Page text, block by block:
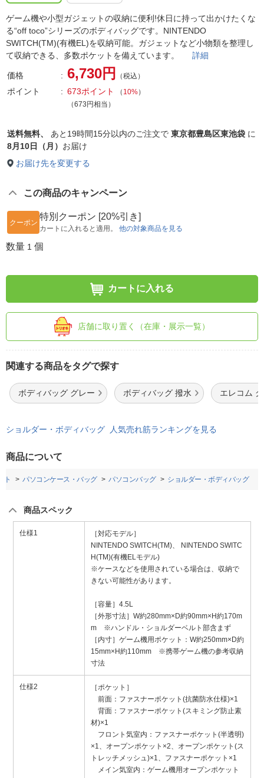
ゲーム機や小型ガジェットの収納に便利!休日に持って出かけたくな
る“off toco”シリーズのボディバッグです。NINTENDO
SWITCH(TM)(有機EL)を収納可能。ガジェットなど小物類を整理し
て収納できる、多数ポケットを備えています。 詳細
価格 6,730円 （税込）
ポイント 673ポイント （ 10%）
（673円相当）
送料無料、 あと 19時間15分以内のご注文で 東京都豊島区東池袋 に
8月10日（月） お届け
お届け先を変更する
この商品のキャンペーン
クーポン
特別クーポン [20%引き]
カートに入れると適用。 他の対象商品を見る
数量 1 個
カートに入れる
店舗に取り置く（在庫・展示一覧）
関連する商品をタグで探す
ボディバッグ グレー ボディバッグ 撥水 エレコム
ショルダー・ボディバッグ 人気売れ筋ランキングを見る
商品について
ト パソコンケース・バッグ パソコンバッグ ショルダー・ボディバッグ
商品スペック
仕様1
［対応モデル］
NINTENDO SWITCH(TM)、 NINTENDO SWITC
H(TM)(有機ELモデル)
※ケースなどを使用されている場合は、収納で
きない可能性があります。
［容量］4.5L
［外形寸法］W約280mm×D約90mm×H約170m
m ※ハンドル・ショルダーベルト部含まず
［内寸］ゲーム機用ポケット：W約250mm×D約
15mm×H約110mm ※携帯ゲーム機の参考収納
寸法
仕様2
［ポケット］
前面：ファスナーポケット(抗菌防水仕様)×1
背面：ファスナーポケット(スキミング防止素
材)×1
フロント気室内：ファスナーポケット(半透明)
×1、オープンポケット×2、オープンポケット(ス
トレッチメッシュ)×1、ファスナーポケット×1
メイン気室内：ゲーム機用オープンポケット